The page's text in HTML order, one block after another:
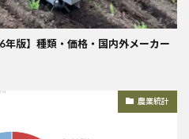
版】種類・価格・国内外メーカー
農業統計